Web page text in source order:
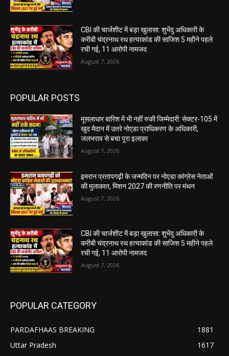
CBI की चार्जशीट में बड़ा खुलासा: शुभेंदु अधिकारी के
करीबी चंद्रनाथ रथ हत्याकांड की साजिश 5 महीने पहले
रची गई, 11 आरोपी नामजद
August 7, 2026
POPULAR POSTS
मूसलाधार बारिश में भी नहीं रुकी जिम्मेदारी: सेक्टर-105 में
खुद मैदान में उतरे नोएडा प्राधिकरण के अधिकारी,
जलभराव से बचा पूरा इलाका
August 7, 2026
इमरान प्रतापगढ़ी के जन्मदिन पर नोएडा कांग्रेस नेताओं
की मुलाकात, मिशन 2027 की रणनीति पर मंथन
August 7, 2026
CBI की चार्जशीट में बड़ा खुलासा: शुभेंदु अधिकारी के
करीबी चंद्रनाथ रथ हत्याकांड की साजिश 5 महीने पहले
रची गई, 11 आरोपी नामजद
August 7, 2026
POPULAR CATEGORY
PARDAFHAAS BREAKING
1881
Uttar Pradesh
1617